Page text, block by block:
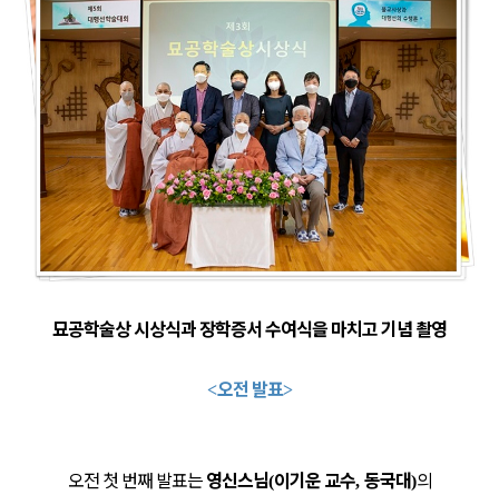
묘공학술상 시상식과 장학증서 수여식을 마치고 기념 촬영
<오전 발표>
오전 첫 번째 발표는영신스님(이기운 교수, 동국대)의